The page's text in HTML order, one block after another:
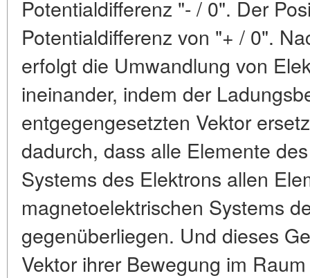
Potentialdifferenz "- / 0". Der
Potentialdifferenz von "+ / 0".
erfolgt die Umwandlung von
ineinander, indem der
entgegengesetzten Vektor
dadurch, dass alle Elemente
Systems des Elektrons allen
magnetoelektrischen Systems
gegenüberliegen. Und dieses
Vektor ihrer Bewegung im